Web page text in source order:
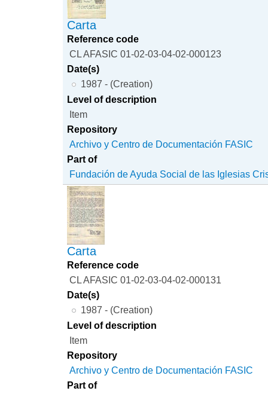
Carta
Reference code
CL AFASIC 01-02-03-04-02-000123
Date(s)
1987 - (Creation)
Level of description
Item
Repository
Archivo y Centro de Documentación FASIC
Part of
Fundación de Ayuda Social de las Iglesias
Carta
Reference code
CL AFASIC 01-02-03-04-02-000131
Date(s)
1987 - (Creation)
Level of description
Item
Repository
Archivo y Centro de Documentación FASIC
Part of